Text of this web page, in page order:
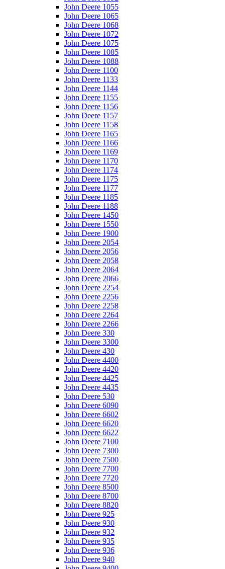
John Deere 1055
John Deere 1065
John Deere 1068
John Deere 1072
John Deere 1075
John Deere 1085
John Deere 1088
John Deere 1100
John Deere 1133
John Deere 1144
John Deere 1155
John Deere 1156
John Deere 1157
John Deere 1158
John Deere 1165
John Deere 1166
John Deere 1169
John Deere 1170
John Deere 1174
John Deere 1175
John Deere 1177
John Deere 1185
John Deere 1188
John Deere 1450
John Deere 1550
John Deere 1900
John Deere 2054
John Deere 2056
John Deere 2058
John Deere 2064
John Deere 2066
John Deere 2254
John Deere 2256
John Deere 2258
John Deere 2264
John Deere 2266
John Deere 330
John Deere 3300
John Deere 430
John Deere 4400
John Deere 4420
John Deere 4425
John Deere 4435
John Deere 530
John Deere 6090
John Deere 6602
John Deere 6620
John Deere 6622
John Deere 7100
John Deere 7300
John Deere 7500
John Deere 7700
John Deere 7720
John Deere 8500
John Deere 8700
John Deere 8820
John Deere 925
John Deere 930
John Deere 932
John Deere 935
John Deere 936
John Deere 940